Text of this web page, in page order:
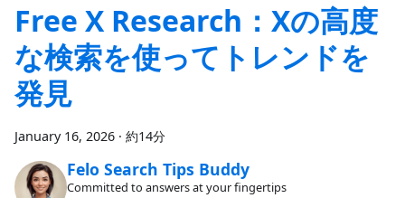
Free X Research：Xの高度
な検索を使ってトレンドを
発見
January 16, 2026 · 約14分
Felo Search Tips Buddy
Committed to answers at your fingertips